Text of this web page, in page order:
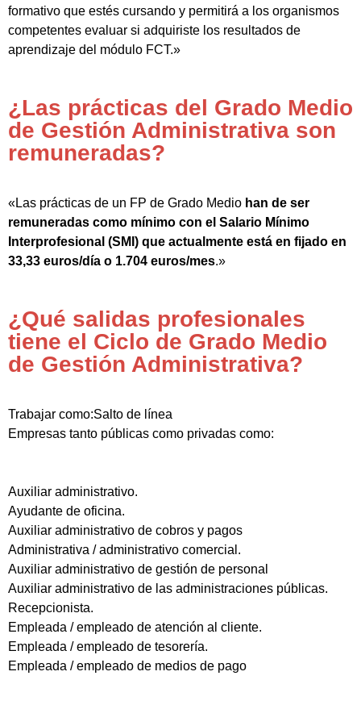
formativo que estés cursando y permitirá a los organismos
competentes evaluar si adquiriste los resultados de
aprendizaje del módulo FCT.»
¿Las prácticas del Grado Medio
de Gestión Administrativa son
remuneradas?
«Las prácticas de un FP de Grado Medio han de ser
remuneradas como mínimo con el Salario Mínimo
Interprofesional (SMI) que actualmente está en fijado en
33,33 euros/día o 1.704 euros/mes.»
¿Qué salidas profesionales
tiene el Ciclo de Grado Medio
de Gestión Administrativa?
Trabajar como:Salto de línea
Empresas tanto públicas como privadas como:
Auxiliar administrativo.
Ayudante de oficina.
Auxiliar administrativo de cobros y pagos
Administrativa / administrativo comercial.
Auxiliar administrativo de gestión de personal
Auxiliar administrativo de las administraciones públicas.
Recepcionista.
Empleada / empleado de atención al cliente.
Empleada / empleado de tesorería.
Empleada / empleado de medios de pago